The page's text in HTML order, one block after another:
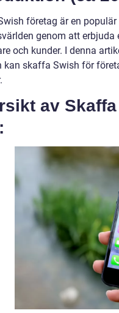
företag är en
genom att
och kunder. I denna
kan skaffa Swish för
av